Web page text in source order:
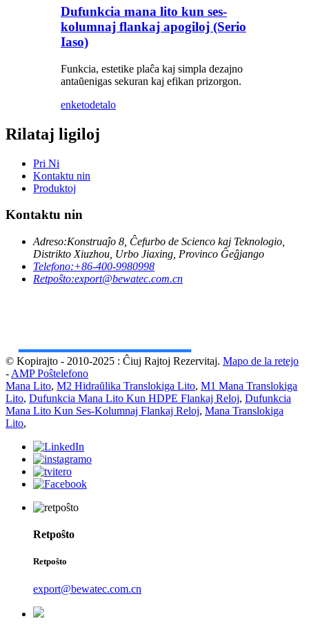
Dufunkcia mana lito kun ses-
kolumnaj flankaj apogiloj (Serio
Iaso)
Funkcia, estetike plaĉa kaj simpla dezajno
antaŭenigas sekuran kaj efikan prizorgon.
enketodetalo
Rilataj ligiloj
Pri Ni
Kontaktu nin
Produktoj
Kontaktu nin
Adreso:Konstruaĵo 8, Ĉefurbo de Scienco kaj Teknologio,
Distrikto Xiuzhou, Urbo Jiaxing, Provinco Ĝeĝjango
Telefono:+86-400-9980998
Retpoŝto:export@bewatec.com.cn
© Kopirajto - 2010-2025 : Ĉiuj Rajtoj Rezervitaj. Mapo de la retejo
- AMP Poŝtelefono
Mana Lito, M2 Hidraŭlika Translokiga Lito, M1 Mana Translokiga
Lito, Dufunkcia Mana Lito Kun HDPE Flankaj Reloj, Dufunkcia
Mana Lito Kun Ses-Kolumnaj Flankaj Reloj, Mana Translokiga
Lito,
Retpoŝto
Retpoŝto
export@bewatec.com.cn